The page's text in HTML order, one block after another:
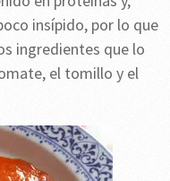
insípido, por lo que
ingredientes que lo
el tomillo y el